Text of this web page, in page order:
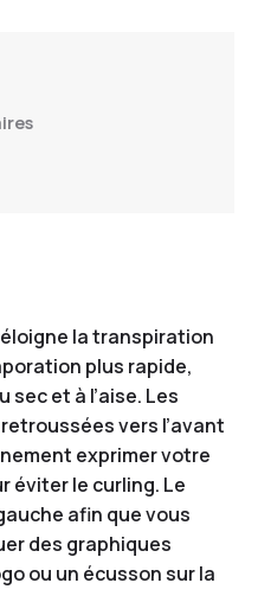
la transpiration
plus rapide,
et à l’aise. Les
vers l’avant
exprimer votre
éviter le curling. Le
afin que vous
des graphiques
ou un écusson sur la